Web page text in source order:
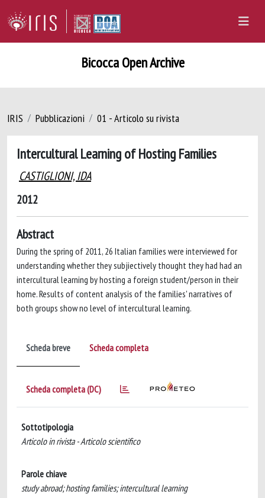
Bicocca Open Archive
IRIS Pubblicazioni 01 - Articolo su rivista
Intercultural Learning of Hosting Families
CASTIGLIONI, IDA
2012
Abstract
During the spring of 2011, 26 Italian families were interviewed for
understanding whether they subjiectively thought they had had an
intercultural learning by hosting a foreign student/person in their
home. Results of content analysis of the families' narratives of
both groups show no level of intercultural learning.
Scheda breve Scheda completa
Scheda completa (DC)
Sottotipologia
Articolo in rivista - Articolo scientifico
Parole chiave
study abroad; hosting families; intercultural learning